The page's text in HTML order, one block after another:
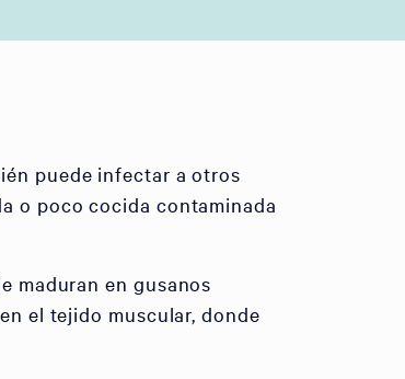
puede infectar a otros
o poco cocida contaminada
maduran en gusanos
el tejido muscular, donde